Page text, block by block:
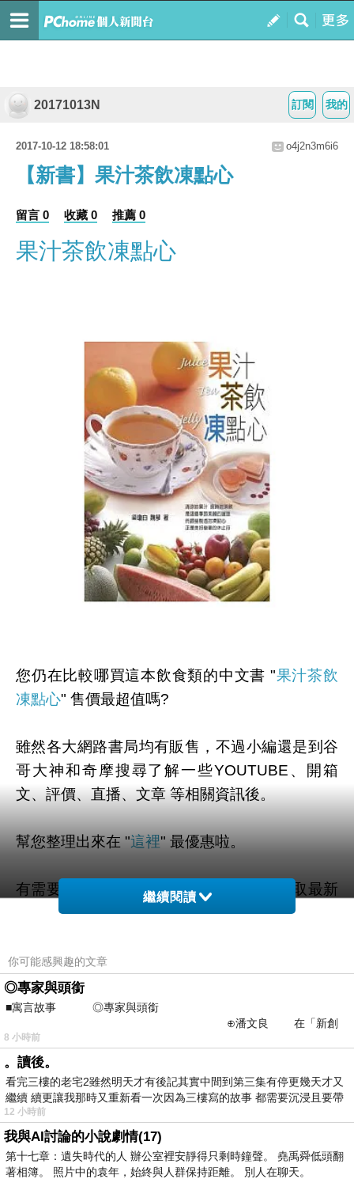
我的
訂閱
20171013N
2017-10-12 18:58:01 o4j2n3m6i6
【新書】果汁茶飲凍點心
留言 0 收藏 0 推薦 0
果汁茶飲凍點心
您仍在比較哪買這本飲食類的中文書 "果汁茶飲
凍點心" 售價最超值嗎?
雖然各大網路書局均有販售，不過小編還是到谷
哥大神和奇摩搜尋了解一些YOUTUBE、開箱
文、評價、直播、文章 等相關資訊後。
幫您整理出來在 "這裡" 最優惠啦。
有需要的粉粉可以點擊連結或按鈕就能獲取最新
的優惠折扣訊息啦~
=>點此取得優惠<=
果汁可以幫助消化、潤腸道、補充膳食中不足的
營養，許多不喜歡喝白開水的人，果汁的口感不
繼續閱讀
你可能感興趣的文章
◎專家與頭銜
■寓言故事 ◎專家與頭銜
⊕潘文良 在「新創
之谷」裡——
8 小時前
。讀後。
看完三樓的老宅2雖然明天才有後記其實中間到第三集有停更幾天才又
繼續 續更讓我那時又重新看一次因為三樓寫的故事 都需要沉浸且要帶
有
12 小時前
我與AI討論的小說劇情(17)
第十七章：遺失時代的人 辦公室裡安靜得只剩時鐘聲。 堯禹舜低頭翻
著相簿。 照片中的袁年，始終與人群保持距離。 別人在聊天。